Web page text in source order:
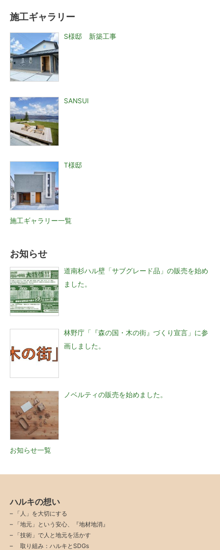
施工ギャラリー
S様邸 新築工事
SANSUI
T様邸
施工ギャラリー一覧
お知らせ
道南杉ハル壁「サブグレード品」の販売を始め
ました。
林野庁「『森の国・木の街』づくり宣言」に参
画しました。
ノベルティの販売を始めました。
お知らせ一覧
ハルキの想い
–
「人」を大切にする
–
「地元」という安心、『地材地消』
–
「技術」で人と地元を活かす
–
取り組み：ハルキとSDGs